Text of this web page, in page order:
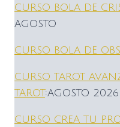
CURSO BOLA DE
AGOSTO
CURSO BOLA DE
CURSO TAROT
TAROT:AGOSTO
CURSO CREA TU